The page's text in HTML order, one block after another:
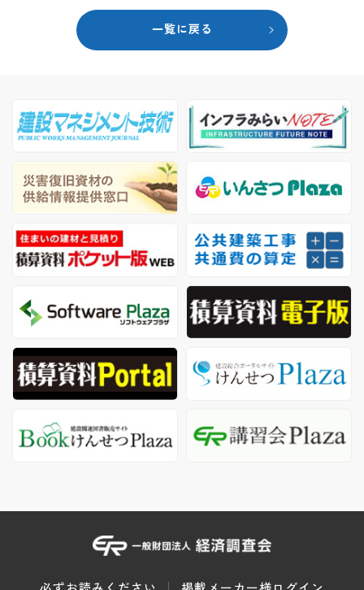
一覧に戻る